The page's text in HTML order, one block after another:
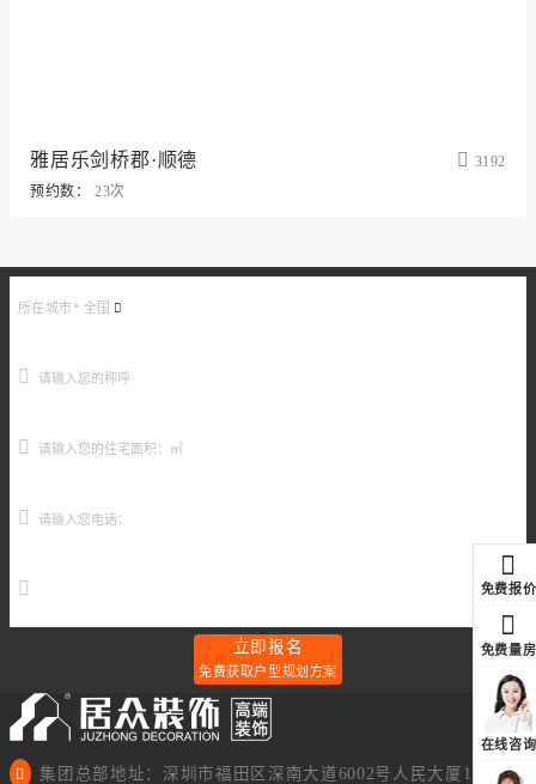
雅居乐剑桥郡·顺德
3192
预约数：
23次
所在城市* 全国
元
立即报名
免费获取户型规划方案
免费报价
免费量房
在线咨询
集团总部地址：深圳市福田区深南大道6002号人民大厦11楼